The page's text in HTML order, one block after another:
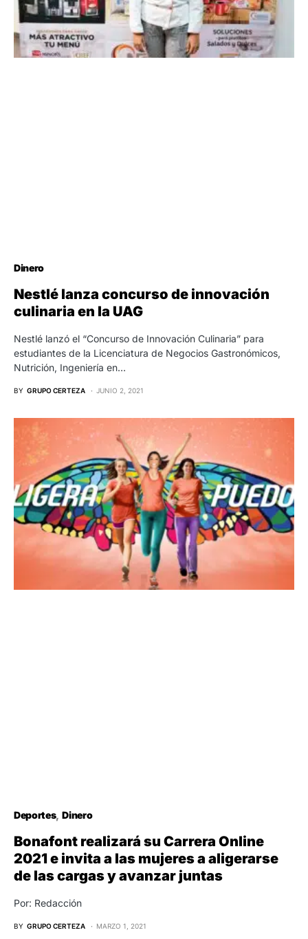
Dinero
Nestlé lanza concurso de innovación
culinaria en la UAG
Nestlé lanzó el “Concurso de Innovación Culinaria” para
estudiantes de la Licenciatura de Negocios Gastronómicos,
Nutrición, Ingeniería en…
BY GRUPO CERTEZA JUNIO 2, 2021
Deportes Dinero
Bonafont realizará su Carrera Online
2021 e invita a las mujeres a aligerarse
de las cargas y avanzar juntas
Por: Redacción
BY GRUPO CERTEZA MARZO 1, 2021